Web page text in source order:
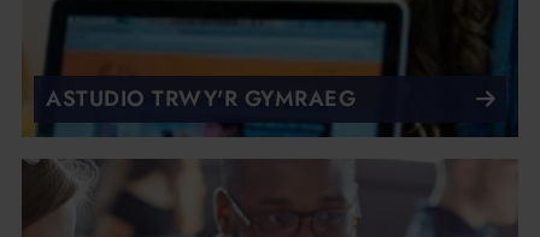
ASTUDIO TRWY'R GYMRAEG